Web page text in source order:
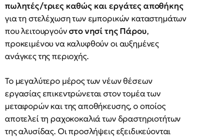
πωλητές/τριες καθώς και εργάτες αποθήκης
για τη στελέχωση των εμπορικών καταστημάτων
που λειτουργούνστο νησί της Πάρου,
προκειμένου να καλυφθούν οι αυξημένες
ανάγκες της περιοχής.
Το μεγαλύτερο μέρος των νέων θέσεων
εργασίας επικεντρώνεται στον τομέα των
μεταφορών και της αποθήκευσης, ο οποίος
αποτελεί τη ραχοκοκαλιά των δραστηριοτήτων
της αλυσίδας. Οι προσλήψεις εξειδικεύονται